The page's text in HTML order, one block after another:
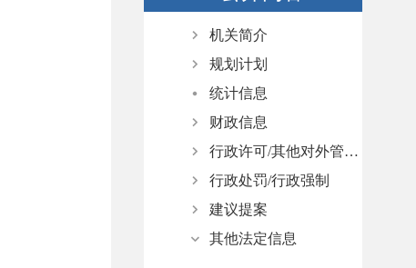
机关简介
部门领导
机构职能
规划计划
年度计划
专项规划
统计信息
财政信息
年度预算
年度决算
三公经费
行政许可/其他对外管理服务
依据、条件、程序
行政许可结果公示
其他对外管理服务事项结果公示
行政处罚/行政强制
依据、条件、程序
行政处罚结果公示
建议提案
人大代表建议办理
其他法定信息